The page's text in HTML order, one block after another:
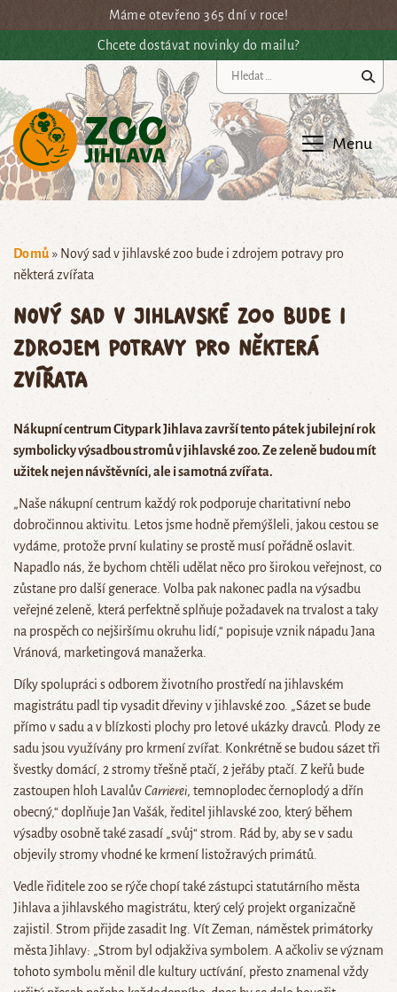
Přejít na hlavní obsahMáme otevřeno 365 dní v roce!
Chcete dostávat novinky do mailu?
Menu
Domů » Nový sad v jihlavské zoo bude i zdrojem potravy pro
některá zvířata
Nový sad v jihlavské zoo bude i
zdrojem potravy pro některá
zvířata
Nákupní centrum Citypark Jihlava završí tento pátek jubilejní rok
symbolicky výsadbou stromů v jihlavské zoo. Ze zeleně budou mít
užitek nejen návštěvníci, ale i samotná zvířata.
„Naše nákupní centrum každý rok podporuje charitativní nebo
dobročinnou aktivitu. Letos jsme hodně přemýšleli, jakou cestou se
vydáme, protože první kulatiny se prostě musí pořádně oslavit.
Napadlo nás, že bychom chtěli udělat něco pro širokou veřejnost, co
zůstane pro další generace. Volba pak nakonec padla na výsadbu
veřejné zeleně, která perfektně splňuje požadavek na trvalost a taky
na prospěch co nejširšímu okruhu lidí,“ popisuje vznik nápadu Jana
Vránová, marketingová manažerka.
Díky spolupráci s odborem životního prostředí na jihlavském
magistrátu padl tip vysadit dřeviny v jihlavské zoo. „Sázet se bude
přímo v sadu a v blízkosti plochy pro letové ukázky dravců. Plody ze
sadu jsou využívány pro krmení zvířat. Konkrétně se budou sázet tři
švestky domácí, 2 stromy třešně ptačí, 2 jeřáby ptačí. Z keřů bude
zastoupen hloh LavalůvCarrierei, temnoplodec černoplodý a dřín
obecný,“ doplňuje Jan Vašák, ředitel jihlavské zoo, který během
výsadby osobně také zasadí „svůj“ strom. Rád by, aby se v sadu
objevily stromy vhodné ke krmení listožravých primátů.
Vedle řiditele zoo se rýče chopí také zástupci statutárního města
Jihlava a jihlavského magistrátu, který celý projekt organizačně
zajistil. Strom přijde zasadit Ing. Vít Zeman, náměstek primátorky
města Jihlavy: „Strom byl odjakživa symbolem. A ačkoliv se význam
tohoto symbolu měnil dle kultury uctívání, přesto znamenal vždy